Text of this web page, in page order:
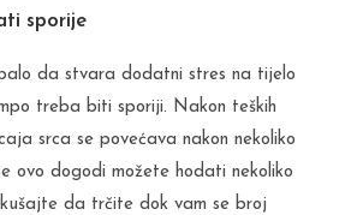
sporije
da stvara dodatni stres na tijelo
treba biti sporiji. Nakon teških
srca se povećava nakon nekoliko
ovo dogodi možete hodati nekoliko
da trčite dok vam se broj